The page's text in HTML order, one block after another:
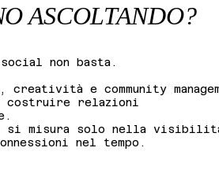
ASCOLTANDO?
non basta.
e community
costruire relazioni
si misura solo nella
nel tempo.